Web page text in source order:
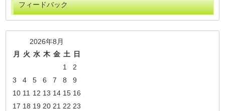
フィードバック
2026年8月
月
火 水 木 金 土
日
1
2
3
4 5 6 7 8
9
10 11 12 13 14 15 16
17 18 19 20 21 22 23